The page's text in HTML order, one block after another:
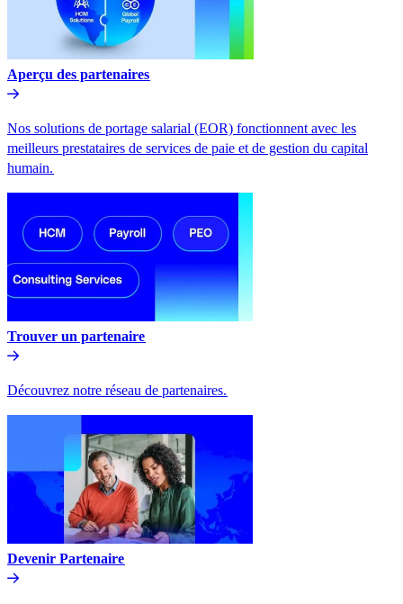
Aperçu des partenaires​​
Nos solutions de portage salarial (EOR) fonctionnent avec les
meilleurs prestataires de services de paie et de gestion du capital
humain.​​
Trouver un partenaire​​
Découvrez notre réseau de partenaires.​​
Devenir Partenaire​​